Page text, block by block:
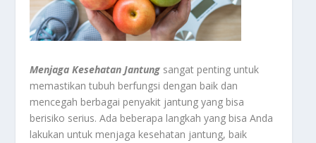
Menjaga Kesehatan Jantung sangat penting untuk
memastikan tubuh berfungsi dengan baik dan
mencegah berbagai penyakit jantung yang bisa
berisiko serius. Ada beberapa langkah yang bisa Anda
lakukan untuk menjaga kesehatan jantung, baik